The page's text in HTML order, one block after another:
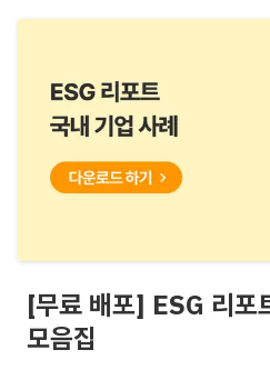
[무료 배포] ESG 리포
모음집